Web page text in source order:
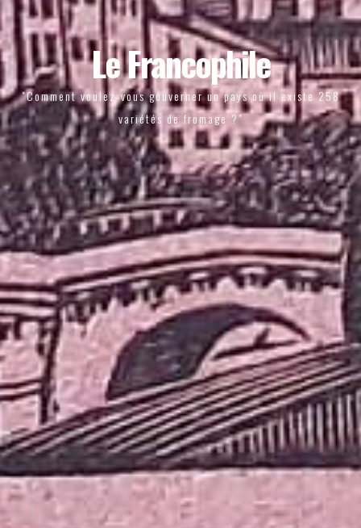
Le Francophile
"Comment voulez-vous gouverner un pays où il existe 258
variétés de fromage ?"